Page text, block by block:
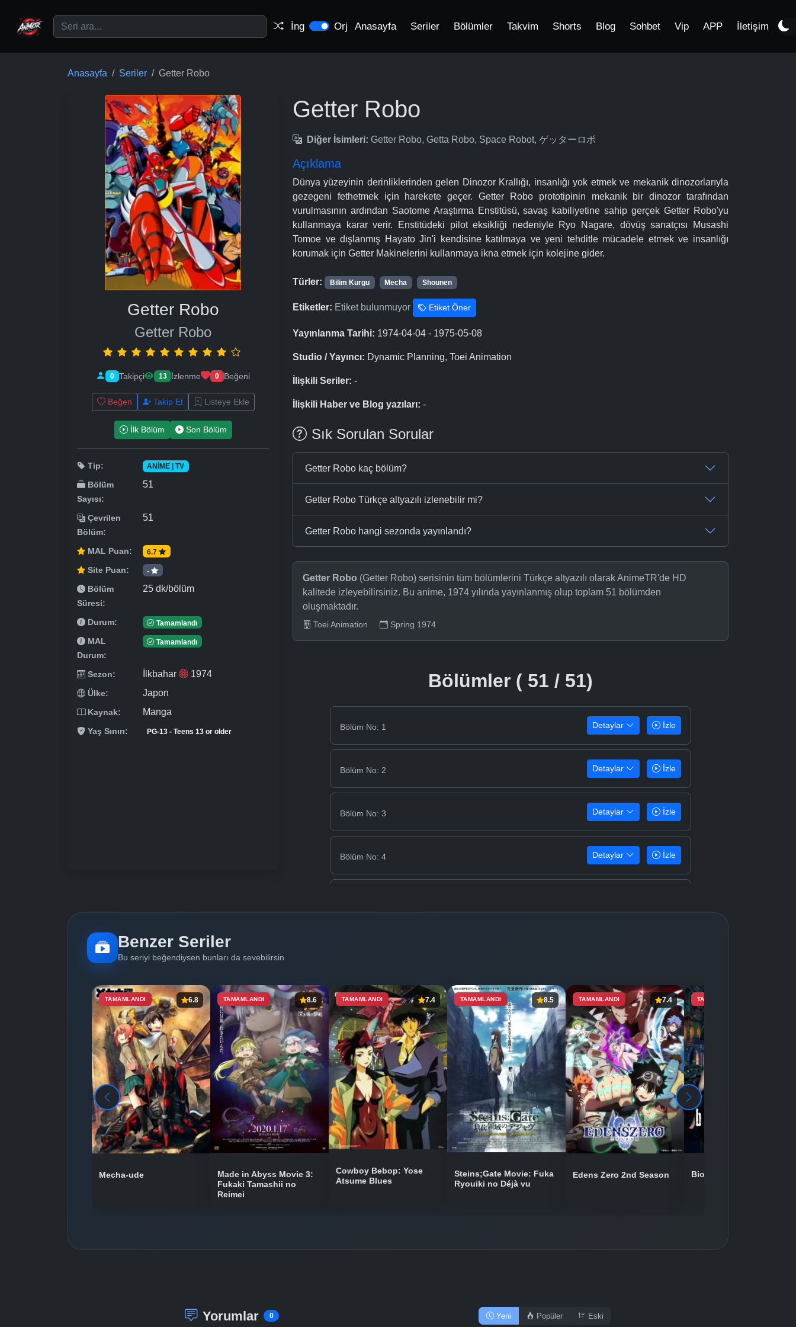
İng Orj Anasayfa Seriler Bölümler Takvim Shorts Blog Sohbet Vip APP İletişim
Anasayfa Seriler Getter Robo
Getter Robo
Getter Robo
0 Takipçi 13 İzlenme 0 Beğeni
Beğen Takip Et Listeye Ekle
İlk Bölüm Son Bölüm
Tip: ANIME | TV
Bölüm
Sayısı:
51
Çevrilen
Bölüm:
51
MAL Puan: 6.7
Site Puan: -
Bölüm
Süresi:
25 dk/bölüm
Durum: Tamamlandı
MAL
Durum:
Tamamlandı
Sezon: İlkbahar 1974
Ülke: Japon
Kaynak: Manga
Yaş Sınırı: PG-13 - Teens 13 or older
Getter Robo
Diğer İsimleri: Getter Robo, Getta Robo, Space Robot, ゲッターロボ
Açıklama
Dünya yüzeyinin derinliklerinden gelen Dinozor Krallığı, insanlığı yok etmek ve mekanik dinozorlarıyla
gezegeni fethetmek için harekete geçer. Getter Robo prototipinin mekanik bir dinozor tarafından
vurulmasının ardından Saotome Araştırma Enstitüsü, savaş kabiliyetine sahip gerçek Getter Robo'yu
kullanmaya karar verir. Enstitüdeki pilot eksikliği nedeniyle Ryo Nagare, dövüş sanatçısı Musashi
Tomoe ve dışlanmış Hayato Jin'i kendisine katılmaya ve yeni tehditle mücadele etmek ve insanlığı
korumak için Getter Makinelerini kullanmaya ikna etmek için kolejine gider.
Türler: Bilim Kurgu Mecha Shounen
Etiketler: Etiket bulunmuyor Etiket Öner
Yayınlanma Tarihi: 1974-04-04 - 1975-05-08
Studio / Yayıncı: Dynamic Planning, Toei Animation
İlişkili Seriler: -
İlişkili Haber ve Blog yazıları: -
Sık Sorulan Sorular
Getter Robo kaç bölüm?
Getter Robo Türkçe altyazılı izlenebilir mi?
Getter Robo hangi sezonda yayınlandı?
Getter Robo (Getter Robo) serisinin tüm bölümlerini Türkçe altyazılı olarak AnimeTR'de HD
kalitede izleyebilirsiniz. Bu anime, 1974 yılında yayınlanmış olup toplam 51 bölümden
oluşmaktadır.
Toei Animation Spring 1974
Bölümler ( 51 / 51)
Bölüm No: 1 Detaylar İzle
Bölüm No: 2 Detaylar İzle
Bölüm No: 3 Detaylar İzle
Bölüm No: 4 Detaylar İzle
Bölüm No: 7 Detaylar İzle
Bölüm No: 8 Detaylar İzle
Bölüm No: 9 Detaylar İzle
Bölüm No: 10 Detaylar İzle
Benzer Seriler
Bu seriyi beğendiysen bunları da sevebilirsin
TAMAMLANDI 6.8
Mecha-ude
TAMAMLANDI 8.6
Made in Abyss Movie 3:
Fukaki Tamashii no
Reimei
TAMAMLANDI 7.4
Cowboy Bebop: Yose
Atsume Blues
TAMAMLANDI 8.5
Steins;Gate Movie: Fuka
Ryouiki no Déjà vu
TAMAMLANDI 7.4
Edens Zero 2nd Season
TAMAMLANDI
Biohazard: Damnation
Yorumlar 0 Yeni Popüler Eski